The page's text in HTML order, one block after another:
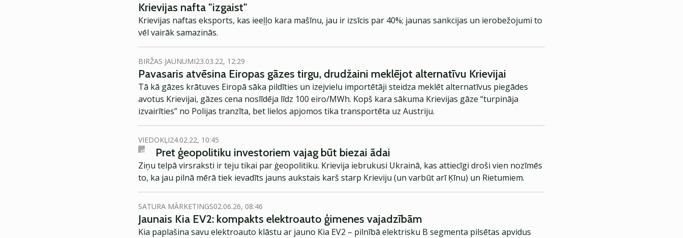
Krievijas nafta "izgaist"
Krievijas naftas eksports, kas ieeļļo kara mašīnu, jau ir izsīcis par 40%; jaunas sankcijas un ierobežojumi to
vēl vairāk samazinās.
BIRŽAS JAUNUMI23.03.22, 12:29
Pavasaris atvēsina Eiropas gāzes tirgu, drudžaini meklējot alternatīvu Krievijai
Tā kā gāzes krātuves Eiropā sāka pildīties un izejvielu importētāji steidza meklēt alternatīvus piegādes
avotus Krievijai, gāzes cena noslīdēja līdz 100 eiro/MWh. Kopš kara sākuma Krievijas gāze “turpināja
izvairīties” no Polijas tranzīta, bet lielos apjomos tika transportēta uz Austriju.
VIEDOKĻI24.02.22, 10:45
Pret ģeopolitiku investoriem vajag būt biezai ādai
Ziņu telpā virsraksti ir teju tikai par ģeopolitiku. Krievija iebrukusi Ukrainā, kas attiecīgi droši vien nozīmēs
to, ka jau pilnā mērā tiek ievadīts jauns aukstais karš starp Krieviju (un varbūt arī Ķīnu) un Rietumiem.
SATURA MĀRKETINGS02.06.26, 08:46
Jaunais Kia EV2: kompakts elektroauto ģimenes vajadzībām
Kia paplašina savu elektroauto klāstu ar jauno Kia EV2 – pilnībā elektrisku B segmenta pilsētas apvidus